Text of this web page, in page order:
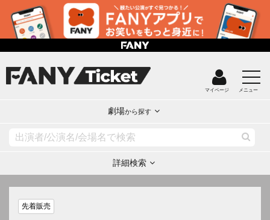
マイページ メニュー
劇場から探す
詳細検索
先着販売